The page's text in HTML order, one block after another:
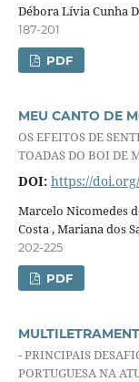
Débora Lívia Cunha
187-201
PDF
MEU CANTO DE
OS EFEITOS DE
TOADAS DO BOI DE
DOI: https://
Marcelo Nicomedes
Costa , Mariana dos
202-225
PDF
- PRINCIPAIS
PORTUGUESA NA